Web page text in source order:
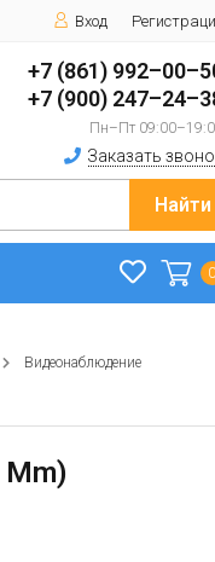
Вход
+7 (861)
+7 (900)
Пн–Пт
Заказать
Найти
Видеонаблюдение